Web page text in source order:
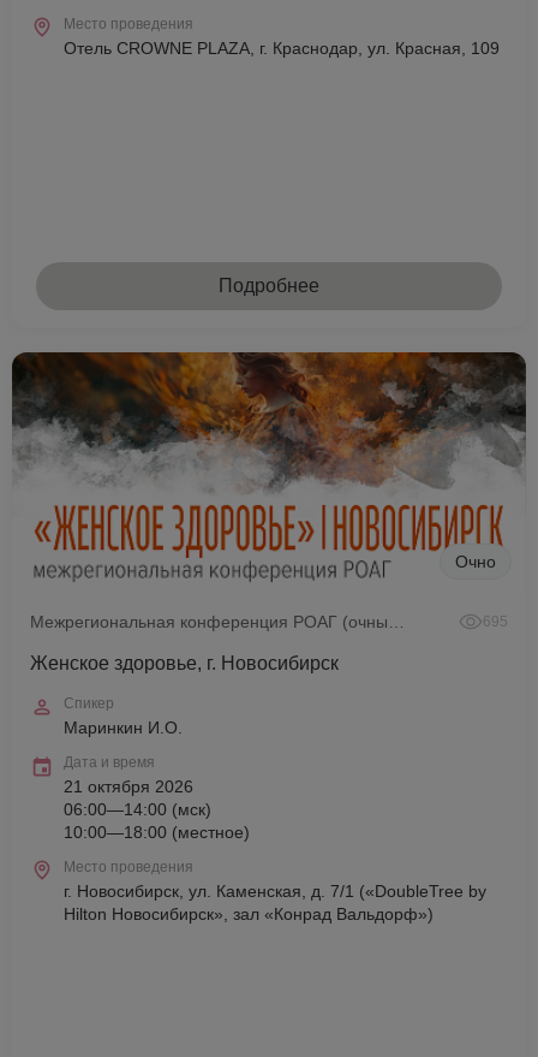
Место проведения
Отель CROWNE PLAZA, г. Краснодар, ул. Красная, 109
Подробнее
Очно
695
Женское здоровье, г. Новосибирск
Спикер
Маринкин И.О.
Дата и время
21 октября 2026
06:00—14:00 (мск)
10:00—18:00 (местное)
Место проведения
г. Новосибирск, ул. Каменская, д. 7/1 («DoubleTree by
Hilton Новосибирск», зал «Конрад Вальдорф»)